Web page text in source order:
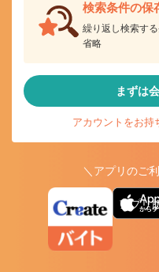
検索条件の保
繰り返し検索す
省略
まずは
アカウントをお持
＼アプリのご
アプリ